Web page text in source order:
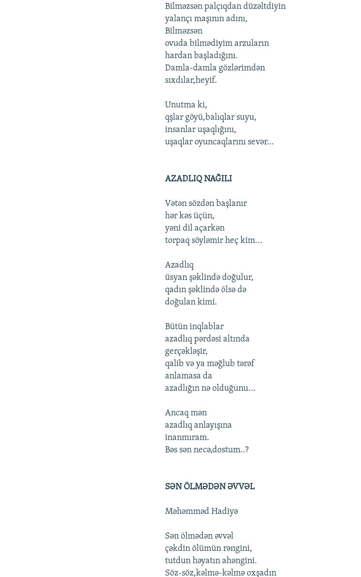
Bilməzsən palçıqdan düzəltdiyin
yalançı maşının adını,
Bilməzsən
ovuda bilmədiyim arzuların
hardan başladığını.
Damla-damla gözlərimdən
sıxdılar,heyif.
Unutma ki,
qşlar göyü,balıqlar suyu,
insanlar uşaqlığını,
uşaqlar oyuncaqlarını sevər…
AZADLIQ NAĞILI
Vətən sözdən başlanır
hər kəs üçün,
yəni dil açarkən
torpaq söyləmir heç kim...
Azadlıq
üsyan şəklində doğulur,
qadın şəklində ölsə də
doğulan kimi.
Bütün inqlablar
azadlıq pərdəsi altında
gerçəkləşir,
qalib və ya məğlub tərəf
anlamasa da
azadlığın nə olduğunu...
Ancaq mən
azadlıq anlayışına
inanmıram.
Bəs sən necə,dostum..?
SƏN ÖLMƏDƏN ƏVVƏL
Məhəmməd Hadiyə
Sən ölmədən əvvəl
çəkdin ölümün rəngini,
tutdun həyatın ahəngini.
Söz-söz,kəlmə-kəlmə oxşadın